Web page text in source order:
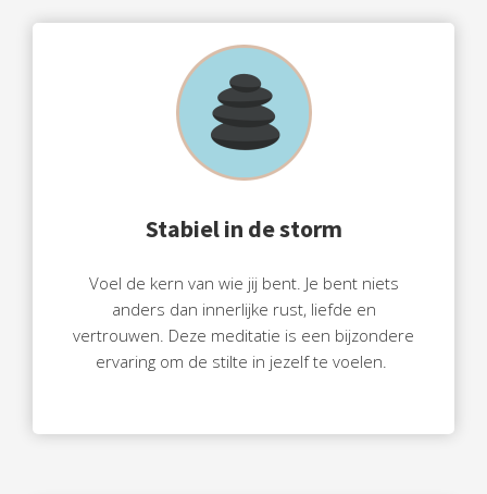
Stabiel in de storm
Voel de kern van wie jij bent. Je bent niets
anders dan innerlijke rust, liefde en
vertrouwen. Deze meditatie is een bijzondere
ervaring om de stilte in jezelf te voelen.